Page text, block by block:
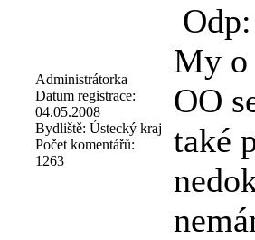
Administrátorka
Datum registrace:
04.05.2008
Bydliště: Ústecký kraj
Počet komentářů:
1263
My
OO
také